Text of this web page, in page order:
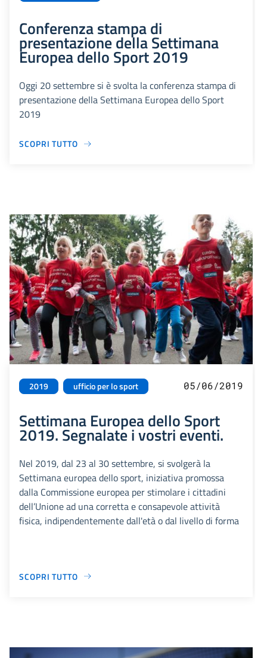
Conferenza stampa di
presentazione della Settimana
Europea dello Sport 2019
Oggi 20 settembre si è svolta la conferenza stampa di
presentazione della Settimana Europea dello Sport
2019
SCOPRI TUTTO
2019 ufficio per lo sport 05/06/2019
Settimana Europea dello Sport
2019. Segnalate i vostri eventi.
Nel 2019, dal 23 al 30 settembre, si svolgerà la
Settimana europea dello sport, iniziativa promossa
dalla Commissione europea per stimolare i cittadini
dell’Unione ad una corretta e consapevole attività
fisica, indipendentemente dall'età o dal livello di forma
SCOPRI TUTTO